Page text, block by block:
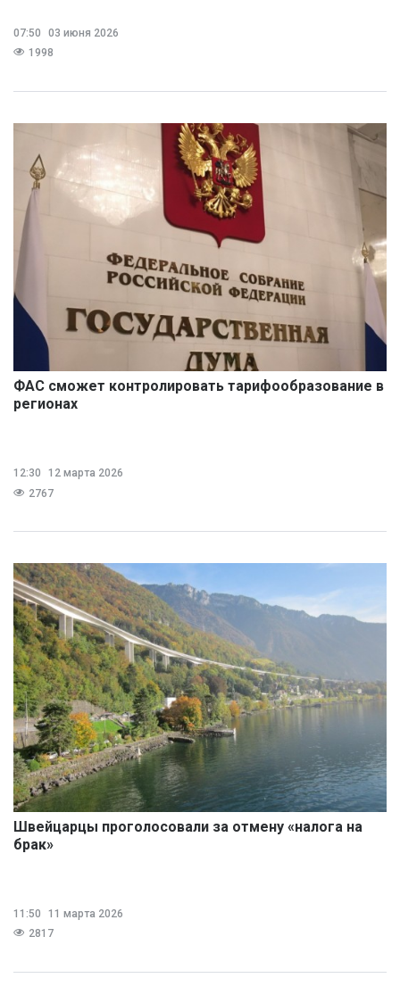
07:50
03 июня 2026
1998
ФАС сможет контролировать тарифообразование в
регионах
12:30
12 марта 2026
2767
Швейцарцы проголосовали за отмену «налога на
брак»
11:50
11 марта 2026
2817